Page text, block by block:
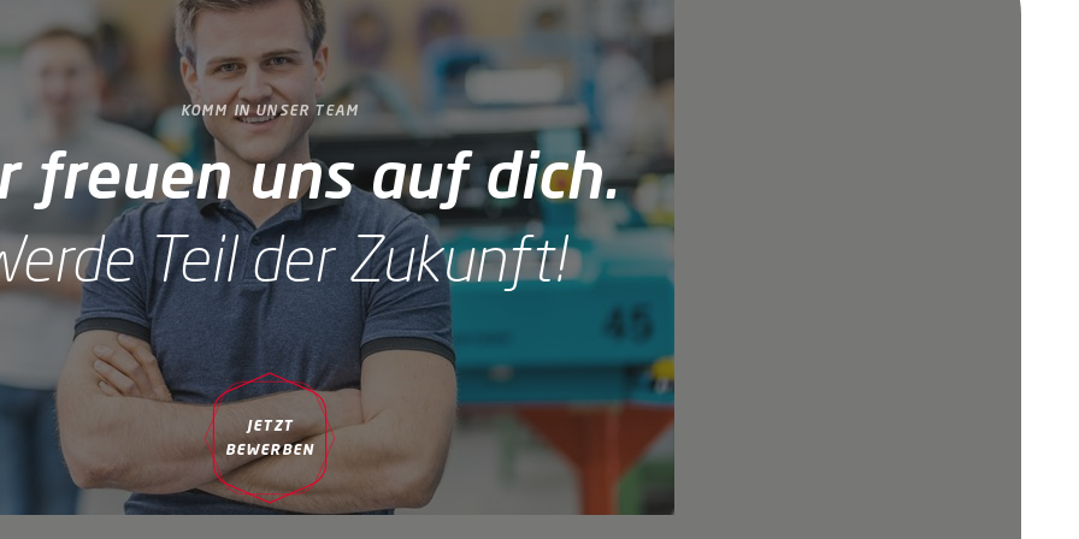
KOMM IN UNSER TEAM
freuen uns auf dich.
Teil der Zukunft!
JETZT
BEWERBEN
(ÖFFNET IN NEUEM FENSTER)